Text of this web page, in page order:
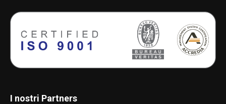
I nostri Partners